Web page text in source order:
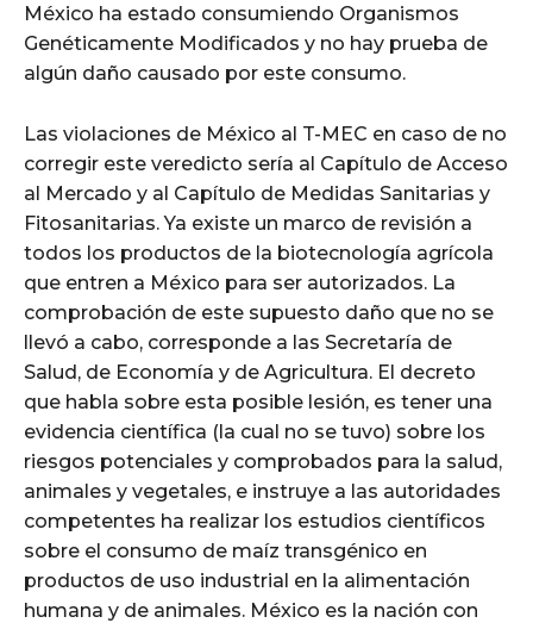
México ha estado consumiendo Organismos
Genéticamente Modificados y no hay prueba de
algún daño causado por este consumo.
Las violaciones de México al T-MEC en caso de no
corregir este veredicto sería al Capítulo de Acceso
al Mercado y al Capítulo de Medidas Sanitarias y
Fitosanitarias. Ya existe un marco de revisión a
todos los productos de la biotecnología agrícola
que entren a México para ser autorizados. La
comprobación de este supuesto daño que no se
llevó a cabo, corresponde a las Secretaría de
Salud, de Economía y de Agricultura. El decreto
que habla sobre esta posible lesión, es tener una
evidencia científica (la cual no se tuvo) sobre los
riesgos potenciales y comprobados para la salud,
animales y vegetales, e instruye a las autoridades
competentes ha realizar los estudios científicos
sobre el consumo de maíz transgénico en
productos de uso industrial en la alimentación
humana y de animales. México es la nación con